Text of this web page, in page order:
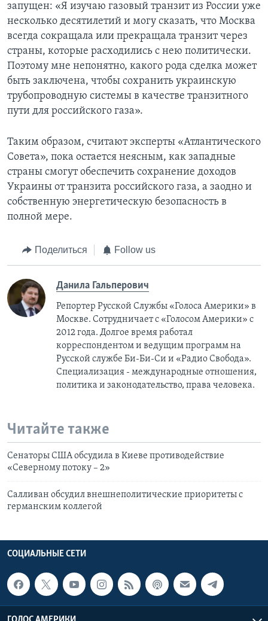
запущен: «Я изучаю газовый транзит из России уже
несколько десятилетий и могу сказать, что Москва
всегда сокращала или прекращала транзит через
страны, которые расходились с нею политически.
Поэтому мне непонятно, какого рода сделка может
быть заключена, чтобы сохранить украинскую
трубопроводную системы в качестве транзитного
пути для российского газа».
Таким образом, считают эксперты «Атлантического
Совета», пока остается неясным, как западные
страны смогут обеспечить сохранение доходов
Украины от транзита российского газа, а заодно и
собственную энергетическую безопасность в
полной мере.
Поделиться Follow us
Данила Гальперович
Репортер Русской Службы «Голоса Америки» в
Москве. Сотрудничает с «Голосом Америки» с
2012 года. Долгое время работал
корреспондентом и ведущим программ на
Русской службе Би-Би-Си и «Радио Свобода».
Специализация - международные отношения,
политика и законодательство, права человека.
Читайте также
Сенаторы США обсудила в Киеве противодействие
«Северному потоку – 2»
Салливан обсудил внешнеполитические приоритеты с
германским коллегой
СОЦИАЛЬНЫЕ СЕТИ